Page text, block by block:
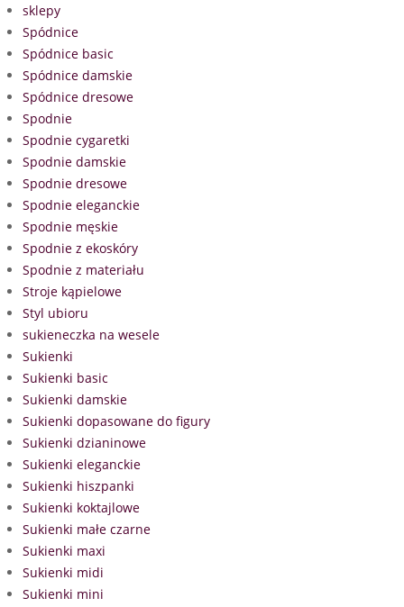
sklepy
Spódnice
Spódnice basic
Spódnice damskie
Spódnice dresowe
Spodnie
Spodnie cygaretki
Spodnie damskie
Spodnie dresowe
Spodnie eleganckie
Spodnie męskie
Spodnie z ekoskóry
Spodnie z materiału
Stroje kąpielowe
Styl ubioru
sukieneczka na wesele
Sukienki
Sukienki basic
Sukienki damskie
Sukienki dopasowane do figury
Sukienki dzianinowe
Sukienki eleganckie
Sukienki hiszpanki
Sukienki koktajlowe
Sukienki małe czarne
Sukienki maxi
Sukienki midi
Sukienki mini